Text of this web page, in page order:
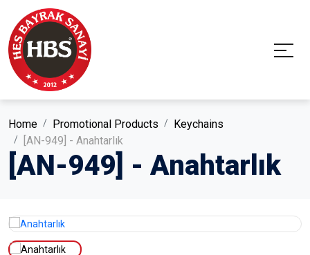
Home Promotional Products
Keychains
[AN-949] - Anahtarlık
[AN-949] - Anahtarlık